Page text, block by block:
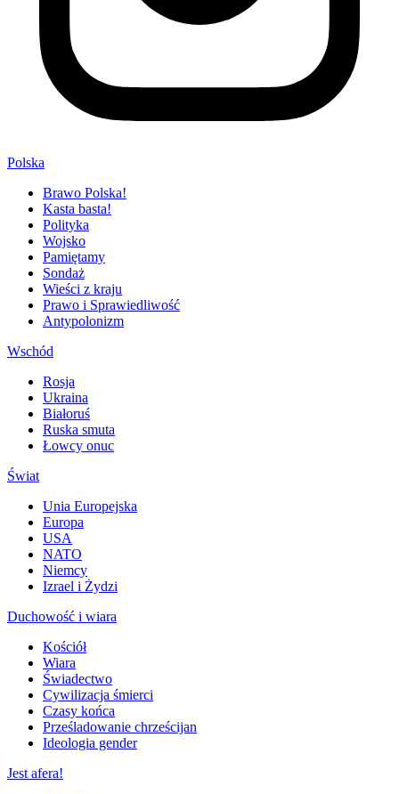
Polska
Brawo Polska!
Kasta basta!
Polityka
Wojsko
Pamiętamy
Sondaż
Wieści z kraju
Prawo i Sprawiedliwość
Antypolonizm
Wschód
Rosja
Ukraina
Białoruś
Ruska smuta
Łowcy onuc
Świat
Unia Europejska
Europa
USA
NATO
Niemcy
Izrael i Żydzi
Duchowość i wiara
Kościół
Wiara
Świadectwo
Cywilizacja śmierci
Czasy końca
Prześladowanie chrześcijan
Ideologia gender
Jest afera!